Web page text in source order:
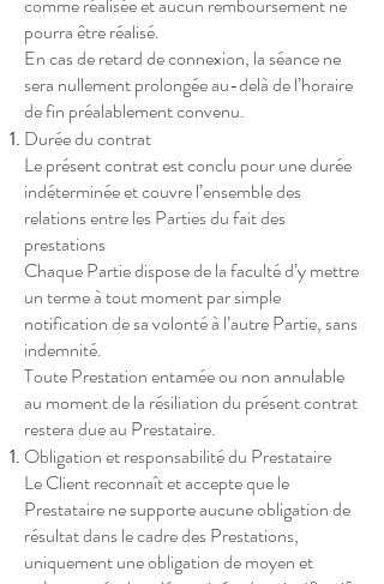
pourra être réalisé.
En cas de retard de connexion, la séance ne
sera nullement prolongée au-delà de l’horaire
de fin préalablement convenu.
Durée du contrat
Le présent contrat est conclu pour une durée
indéterminée et couvre l’ensemble des
relations entre les Parties du fait des
prestations
Chaque Partie dispose de la faculté d’y mettre
un terme à tout moment par simple
notification de sa volonté à l’autre Partie, sans
indemnité.
Toute Prestation entamée ou non annulable
au moment de la résiliation du présent contrat
restera due au Prestataire.
Obligation et responsabilité du Prestataire
Le Client reconnaît et accepte que le
Prestataire ne supporte aucune obligation de
résultat dans le cadre des Prestations,
uniquement une obligation de moyen et